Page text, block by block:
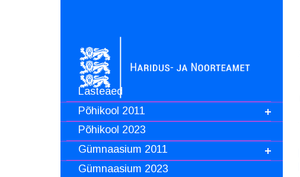
Lasteaed
Põhikool 2011
Põhikool 2023
Gümnaasium 2011
Gümnaasium 2023